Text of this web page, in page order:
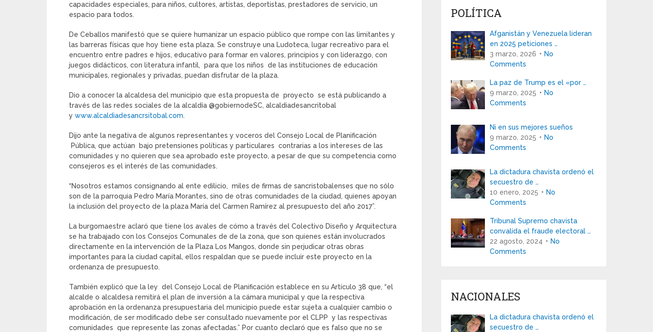
capacidades especiales, para niños, cultores, artistas, deportistas, prestadores de servicio, un
espacio para todos.
De Ceballos manifestó que se quiere humanizar un espacio público que rompe con las limitantes y
las barreras físicas que hoy tiene esta plaza. Se construye una Ludoteca, lugar recreativo para el
encuentro entre padres e hijos, educativo para formar en valores, principios y con liderazgo, con
juegos didácticos, con literatura infantil, para que los niños de las instituciones de educación
municipales, regionales y privadas, puedan disfrutar de la plaza.
Dio a conocer la alcaldesa del municipio que esta propuesta de proyecto se está publicando a
través de las redes sociales de la alcaldía @gobiernodeSC, alcaldiadesancritobal
y www.alcaldìadesancrsitobal.com.
Dijo ante la negativa de algunos representantes y voceros del Consejo Local de Planificación
Pública, que actúan bajo pretensiones políticas y particulares contrarias a los intereses de las
comunidades y no quieren que sea aprobado este proyecto, a pesar de que su competencia como
consejeros es el interés de las comunidades.
“Nosotros estamos consignando al ente edilicio, miles de firmas de sancristobalenses que no sólo
son de la parroquia Pedro María Morantes, sino de otras comunidades de la ciudad, quienes apoyan
la inclusión del proyecto de la plaza María del Carmen Ramírez al presupuesto del año 2017”.
La burgomaestre aclaró que tiene los avales de cómo a través del Colectivo Diseño y Arquitectura
se ha trabajado con los Consejos Comunales de de la zona, que son quienes están involucrados
directamente en la intervención de la Plaza Los Mangos, donde sin perjudicar otras obras
importantes para la ciudad capital, ellos respaldan que se puede incluir este proyecto en la
ordenanza de presupuesto.
También explicó que la ley del Consejo Local de Planificación establece en su Artículo 38 que, “el
alcalde o alcaldesa remitirá el plan de inversión a la cámara municipal y que la respectiva
aprobación en la ordenanza presupuestaria del municipio puede estar sujeta a cualquier cambio o
modificación, de ser modificado debe ser consultado nuevamente por el CLPP y las respectivas
comunidades que represente las zonas afectadas.” Por cuanto declaró que es falso que no se
POLÍTICA
Afganistán y Venezuela lideran
en 2025 peticiones …
3 marzo, 2026
No
Comments
La paz de Trump es el «por …
9 marzo, 2025
No
Comments
Ni en sus mejores sueños
9 marzo, 2025
No
Comments
La dictadura chavista ordenó el
secuestro de …
10 enero, 2025
No
Comments
Tribunal Supremo chavista
convalida el fraude electoral …
22 agosto, 2024
No
Comments
NACIONALES
La dictadura chavista ordenó el
secuestro de …